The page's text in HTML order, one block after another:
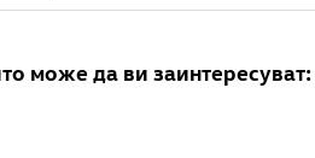
може да ви заинтересуват: